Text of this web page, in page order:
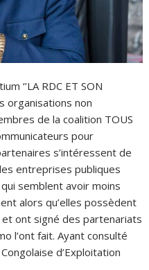
‘’LA RDC ET SON
organisations non
de la coalition TOUS
pour
s’intéressent de
entreprises publiques
semblent avoir moins
alors qu’elles possèdent
ont signé des partenariats
l’ont fait. Ayant consulté
d’Exploitation